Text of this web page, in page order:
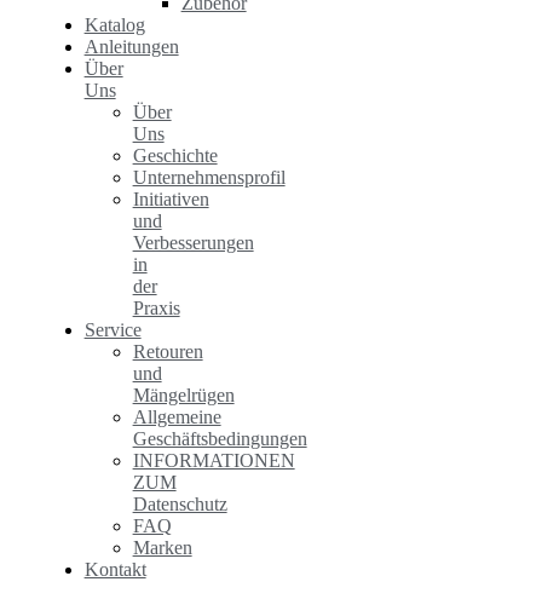
Katalog
Anleitungen
Über
Uns
Über
Uns
Geschichte
Unternehmensprofil
Initiativen
und
Verbesserungen
in
der
Praxis
Service
Retouren
und
Mängelrügen
Allgemeine
Geschäftsbedingungen
INFORMATIONEN
ZUM
Datenschutz
FAQ
Marken
Kontakt